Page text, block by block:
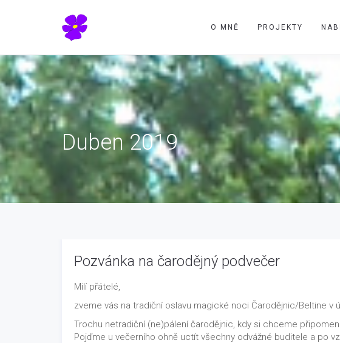
O MNĚ PROJEKTY
Duben 2019
Pozvánka na čarodějný podvečer
Milí přátelé,
zveme vás na tradiční oslavu magické noci Čarodějnic/Beltine v
Trochu netradiční (ne)pálení čarodějnic, kdy si chceme
Pojďme u večerního ohně uctít všechny odvážné buditele a po